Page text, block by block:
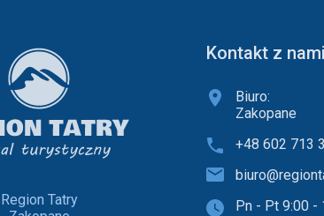
Region Tatry
Kontakt z nami
Biuro:
Zakopane
+48 602 713
Pn - Pt 9:00 -